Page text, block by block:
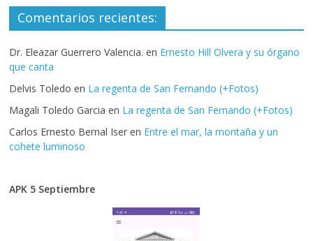
Comentarios recientes:
Dr. Eleazar Guerrero Valencia. en Ernesto Hill Olvera y su órgano
que canta
Delvis Toledo en La regenta de San Fernando (+Fotos)
Magali Toledo Garcia en La regenta de San Fernando (+Fotos)
Carlos Ernesto Bernal Iser en Entre el mar, la montaña y un
cohete luminoso
APK 5 Septiembre